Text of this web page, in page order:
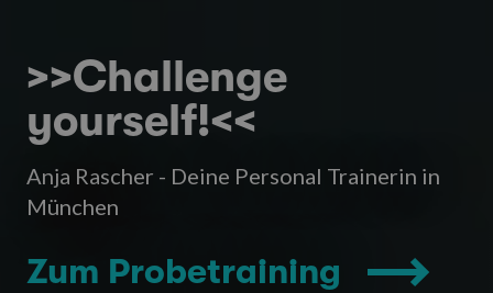
>>Challenge
yourself!<<
Anja Rascher - Deine Personal Trainerin in
München
Zum Probetraining